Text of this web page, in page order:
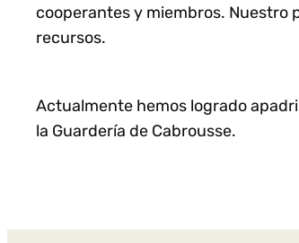
cooperantes y miembros. Nuestro
recursos.
Actualmente hemos logrado
la Guardería de Cabrousse.